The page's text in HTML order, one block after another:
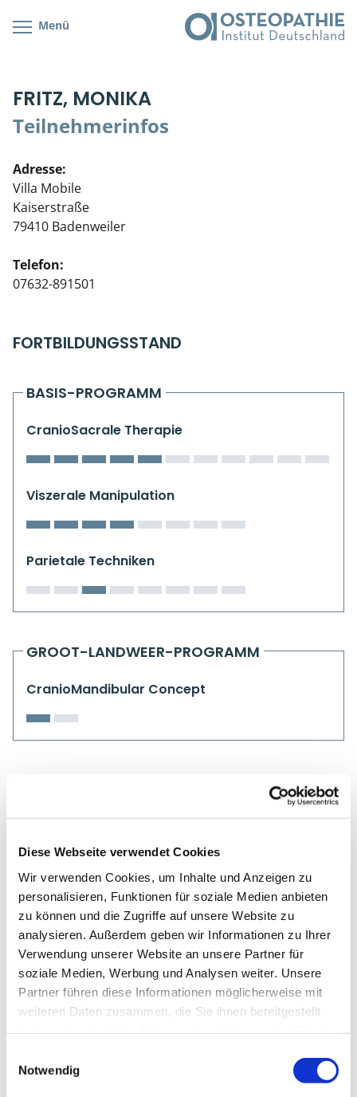
Diese Webseite verwendet Cookies
Wir verwenden Cookies, um Inhalte und Anzeigen zu
personalisieren, Funktionen für soziale Medien anbieten
zu können und die Zugriffe auf unsere Website zu
analysieren. Außerdem geben wir Informationen zu Ihrer
Verwendung unserer Website an unsere Partner für
soziale Medien, Werbung und Analysen weiter. Unsere
Partner führen diese Informationen möglicherweise mit
weiteren Daten zusammen, die Sie ihnen bereitgestellt
Notwendig
Menü
FRITZ, MONIKA
Teilnehmerinfos
Adresse:
Villa Mobile
Kaiserstraße
79410 Badenweiler
Telefon:
07632-891501
FORTBILDUNGSSTAND
BASIS-PROGRAMM
CranioSacrale Therapie
Viszerale Manipulation
Parietale Techniken
GROOT-LANDWEER-PROGRAMM
CranioMandibular Concept
Cranial/Neurale Osteopathie
Parietale Osteopathie
Viszerale Osteopathie
Klinische & Praktische Kurse
Live Online-Kurse
Bonus-Programm
Veranstaltungsticket DB
Wissenswertes
Teilnehmerliste
Stellenbörse
Soziales Engagement